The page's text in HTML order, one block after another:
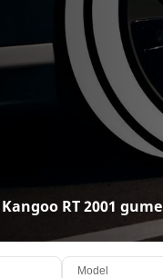
RT 2001 gume
Model